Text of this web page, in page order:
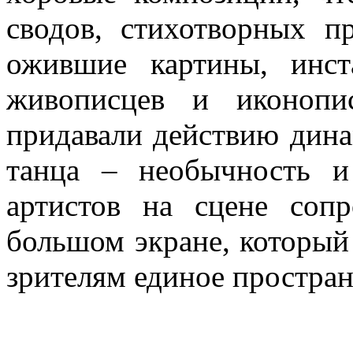
сводов, стихотворных
ожившие картины,
живописцев и
придавали действию
танца – необычность
артистов на сцене
большом экране,
зрителям единое